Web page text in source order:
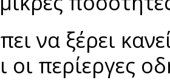
να ξέρει
οι περίεργες